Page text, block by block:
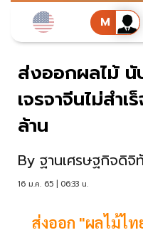
ส่งออกผลไม้
เจรจาจีนไม่สำ
ล้าน
By ฐานเศรษฐกิจดิจิ
16 ม.ค. 65 | 06:33 น.
ส่งออก "ผลไม้ไ